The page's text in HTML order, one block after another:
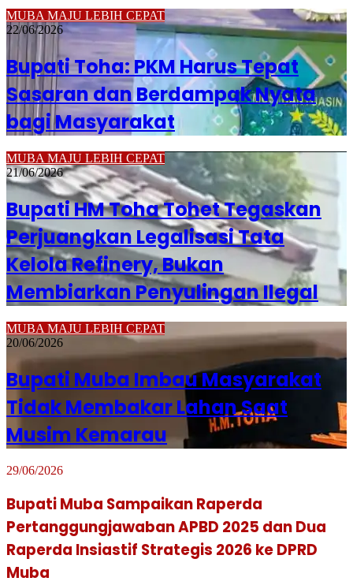
MUBA MAJU LEBIH CEPAT
22/06/2026
Bupati Toha: PKM Harus Tepat
Sasaran dan Berdampak Nyata
bagi Masyarakat
MUBA MAJU LEBIH CEPAT
21/06/2026
Bupati HM Toha Tohet Tegaskan
Perjuangkan Legalisasi Tata
Kelola Refinery, Bukan
Membiarkan Penyulingan Ilegal
MUBA MAJU LEBIH CEPAT
20/06/2026
Bupati Muba Imbau Masyarakat
Tidak Membakar Lahan Saat
Musim Kemarau
29/06/2026
Bupati Muba Sampaikan Raperda
Pertanggungjawaban APBD 2025 dan Dua
Raperda Insiastif Strategis 2026 ke DPRD
Muba